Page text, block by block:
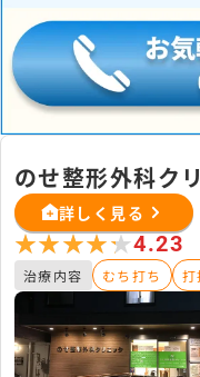
のせ整形外科ク
詳しく見る
★★★★★
★★★★★4.23
治療内容 むち打ち 打